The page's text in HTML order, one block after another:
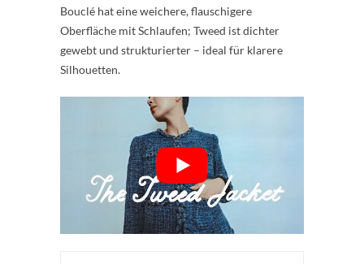
Bouclé hat eine weichere, flauschigere
Oberfläche mit Schlaufen; Tweed ist dichter
gewebt und strukturierter – ideal für klarere
Silhouetten.